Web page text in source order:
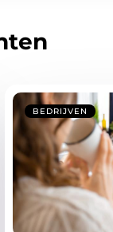
BEDRIJVEN